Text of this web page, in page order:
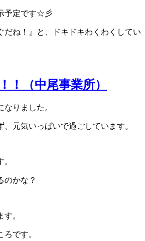
予定です☆彡
だね！』と、ドキドキわくわくしてい
！（中尾事業所）
りました。
元気いっぱいで過ごしています。
のかな？
。
です。